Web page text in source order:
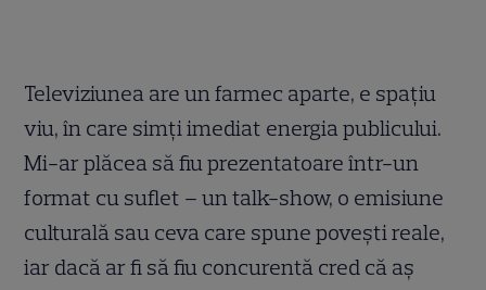
Televiziunea are un farmec aparte, e spațiu
viu, în care simți imediat energia publicului.
Mi-ar plăcea să fiu prezentatoare într-un
format cu suflet – un talk-show, o emisiune
culturală sau ceva care spune povești reale,
iar dacă ar fi să fiu concurentă cred că aș